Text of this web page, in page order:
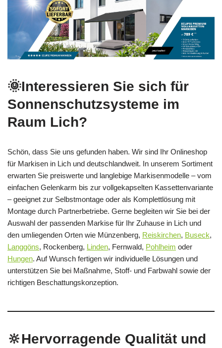
🌞Interessieren Sie sich für
Sonnenschutzsysteme im
Raum Lich?
Schön, dass Sie uns gefunden haben. Wir sind Ihr Onlineshop
für Markisen in Lich und deutschlandweit. In unserem Sortiment
erwarten Sie preiswerte und langlebige Markisenmodelle – vom
einfachen Gelenkarm bis zur vollgekapselten Kassettenvariante
– geeignet zur Selbstmontage oder als Komplettlösung mit
Montage durch Partnerbetriebe. Gerne begleiten wir Sie bei der
Auswahl der passenden Markise für Ihr Zuhause in Lich und
den umliegenden Orten wie Münzenberg, Reiskirchen, Buseck,
Langgöns, Rockenberg, Linden, Fernwald, Pohlheim oder
Hungen. Auf Wunsch fertigen wir individuelle Lösungen und
unterstützen Sie bei Maßnahme, Stoff- und Farbwahl sowie der
richtigen Beschattungskonzeption.
🔆Hervorragende Qualität und